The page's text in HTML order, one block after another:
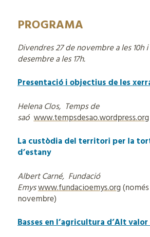
PROGRAMA
Divendres 27 de novembre a les 10h
desembre a les 17h.
Presentació i objectius de les
Helena Clos, Temps de
saó www.tempsdesao.wordpress.org
La custòdia del territori per la
d’estany
Albert Carné, Fundació
Emyswww.fundacioemys.org
novembre)
Basses en l’agricultura d’Alt